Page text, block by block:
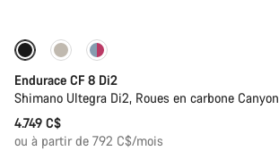
Endurace CF 8 Di2
Shimano Ultegra Di2, Roues en carbone Canyon
4.749 C$
ou à partir de 792 C$/mois